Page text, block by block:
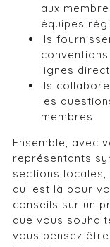
aux
équipes
Ils
lignes
Ils
les
membres.
Ensemble, avec
représentants
sections locales,
qui est là pour
conseils sur un
que vous
vous pensez